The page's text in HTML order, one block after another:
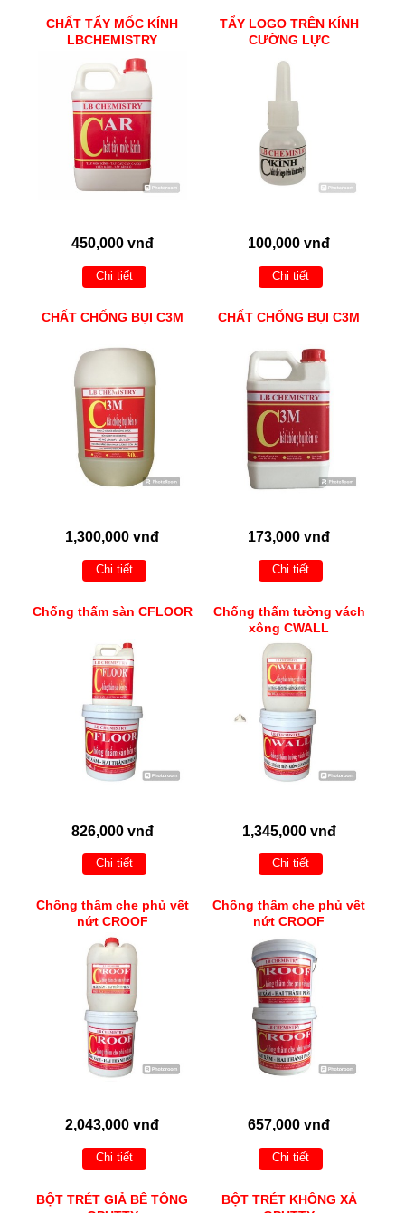
CHẤT TẨY MỐC KÍNH
LBCHEMISTRY
450,000 vnđ
Chi tiết
TẨY LOGO TRÊN KÍNH
CƯỜNG LỰC
100,000 vnđ
Chi tiết
CHẤT CHỐNG BỤI C3M
1,300,000 vnđ
Chi tiết
CHẤT CHỐNG BỤI C3M
173,000 vnđ
Chi tiết
Chống thấm sàn CFLOOR
826,000 vnđ
Chi tiết
Chống thấm tường vách
xông CWALL
1,345,000 vnđ
Chi tiết
Chống thấm che phủ vết
nứt CROOF
2,043,000 vnđ
Chi tiết
Chống thấm che phủ vết
nứt CROOF
657,000 vnđ
Chi tiết
BỘT TRÉT GIẢ BÊ TÔNG
BỘT TRÉT KHÔNG XẢ